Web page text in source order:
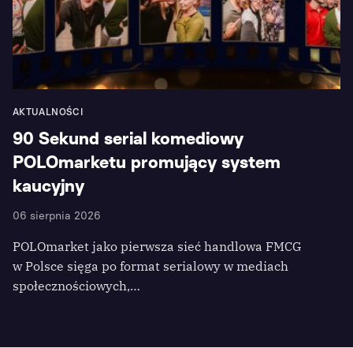
AKTUALNOŚCI
90 Sekund serial komediowy
POLOmarketu promujący system
kaucyjny
06 sierpnia 2026
POLOmarket jako pierwsza sieć handlowa FMCG
w Polsce sięga po format serialowy w mediach
społecznościowych,…